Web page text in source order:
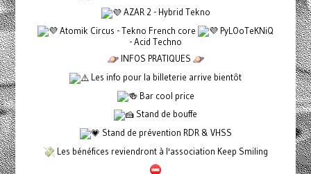
AZAR 2 - Hybrid Tekno
Atomik Circus - Tekno French core
PyLOoTeKNiQ
- Acid Techno
INFOS PRATIQUES
Les info pour la billeterie arrive bientôt
Bar cool price
Stand de bouffe
Stand de prévention RDR & VHSS
Les bénéfices reviendront à l'association Keep Smiling